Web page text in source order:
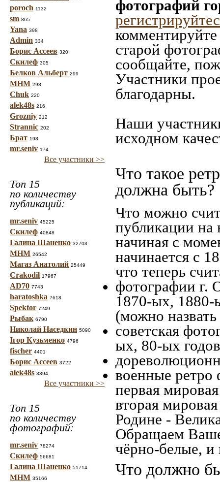
poroch 1132
sm 865
Yana 398
Admin 334
Борис Ассеев 320
Скилеф 305
Белков Альберт 299
МНМ 298
Chuk 220
alek48s 216
Grozniy 212
Strannic 202
Брат 198
mr.seniv 174
Все участники >>
Топ 15
по количеству
публикаций:
mr.seniv 45225
Скилеф 40848
Галина Шаненко 32703
МНМ 26542
Магаз Анатолий 25449
Crakodil 17967
AD70 7743
haratoshka 7618
Spektor 7249
Рыбак 6790
Николай Наседкин 5090
Ігор Кузьменко 4796
fischer 4401
Борис Ассеев 3722
alek48s 3394
Все участники >>
Топ 15
по количеству
фотографий:
mr.seniv 78274
Скилеф 56681
Галина Шаненко 51714
МНМ 35166
фотографий
старой
сообщайте,
Участники
благодарны.
Наши
исходном
Что такое
должна быть?
Что можно
публикации
начиная c
начинается с
что теперь
фотографии г.
1870-ых, 1880-
(можно
советская
ых, 80-ых
военные ретро
первая
вторая
Родине -
Обращаем
чёрно-белые, и
Что должно